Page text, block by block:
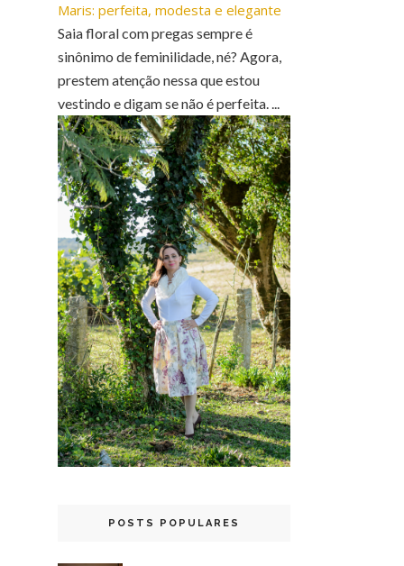
Maris: perfeita, modesta e elegante
Saia floral com pregas sempre é
sinônimo de feminilidade, né? Agora,
prestem atenção nessa que estou
vestindo e digam se não é perfeita. ...
POSTS POPULARES